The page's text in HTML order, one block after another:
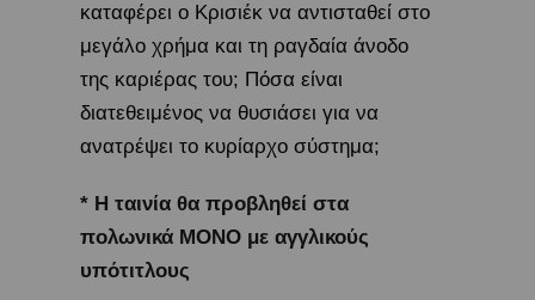
καταφέρει ο Κρισιέκ να αντισταθεί στο
μεγάλο χρήμα και τη ραγδαία άνοδο
της καριέρας του; Πόσα είναι
διατεθειμένος να θυσιάσει για να
ανατρέψει το κυρίαρχο σύστημα;
* Η ταινία θα προβληθεί στα
πολωνικά ΜΟΝΟ με αγγλικούς
υπότιτλους